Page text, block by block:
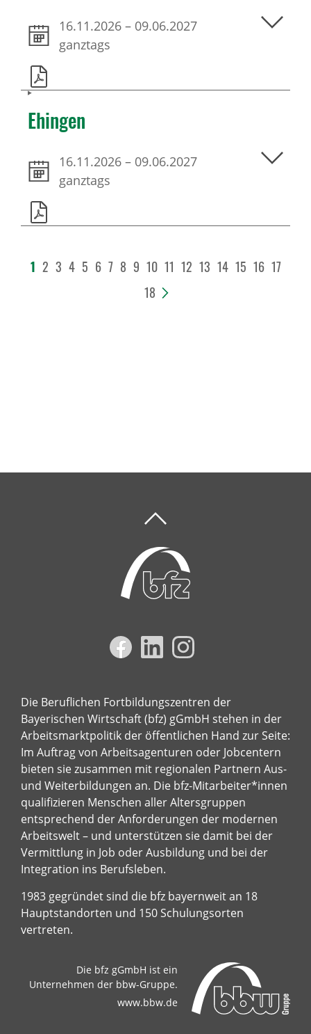
16.11.2026 – 09.06.2027
ganztags
Ehingen
16.11.2026 – 09.06.2027
ganztags
1 2 3 4 5 6 7 8 9 10 11 12 13 14 15 16 17
18 >
Die Beruflichen Fortbildungszentren der
Bayerischen Wirtschaft (bfz) gGmbH stehen in der
Arbeitsmarktpolitik der öffentlichen Hand zur Seite:
Im Auftrag von Arbeitsagenturen oder Jobcentern
bieten sie zusammen mit regionalen Partnern Aus-
und Weiterbildungen an. Die bfz-Mitarbeiter*innen
qualifizieren Menschen aller Altersgruppen
entsprechend der Anforderungen der modernen
Arbeitswelt – und unterstützen sie damit bei der
Vermittlung in Job oder Ausbildung und bei der
Integration ins Berufsleben.
1983 gegründet sind die bfz bayernweit an 18
Hauptstandorten und 150 Schulungsorten
vertreten.
Die bfz gGmbH ist ein
Unternehmen der bbw-Gruppe.
www.bbw.de